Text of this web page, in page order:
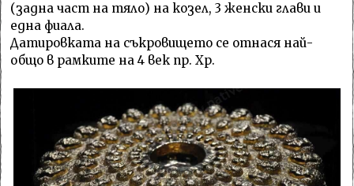
(задна част на тяло) на козел, 3 женски глави и
една фиала.
Датировката на съкровището се отнася най-
общо в рамките на 4 век пр. Хр.